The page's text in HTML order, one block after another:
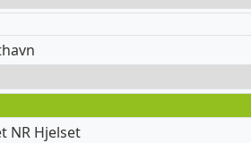
NR Hjelset